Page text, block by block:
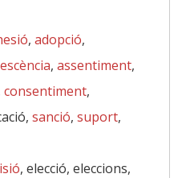
, adopció,
, assentiment,
consentiment,
sanció, suport,
, elecció, eleccions,